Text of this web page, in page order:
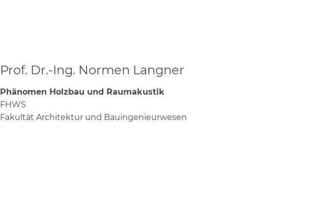
Prof. Dr.-Ing. Normen Langner
Phänomen Holzbau und Raumakustik
FHWS
Fakultät Architektur und Bauingenieurwesen